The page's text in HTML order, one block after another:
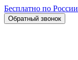
Бесплатно по России
Обратный звонок